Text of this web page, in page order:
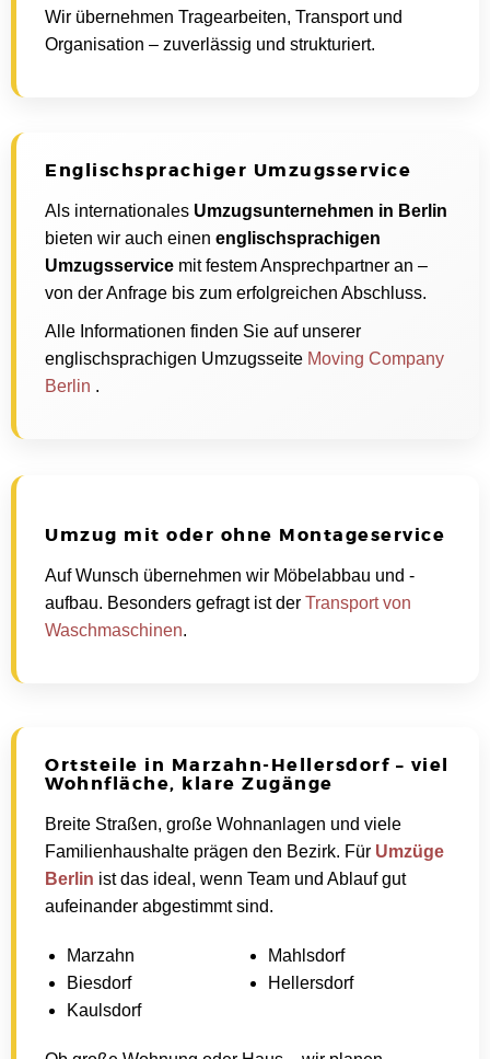
Wir übernehmen Tragearbeiten, Transport und
Organisation – zuverlässig und strukturiert.
Englischsprachiger Umzugsservice
Als internationales Umzugsunternehmen in Berlin
bieten wir auch einen englischsprachigen
Umzugsservice mit festem Ansprechpartner an –
von der Anfrage bis zum erfolgreichen Abschluss.
Alle Informationen finden Sie auf unserer
englischsprachigen Umzugsseite Moving Company
Berlin .
Umzug mit oder ohne Montageservice
Auf Wunsch übernehmen wir Möbelabbau und -
aufbau. Besonders gefragt ist der Transport von
Waschmaschinen.
Ortsteile in Marzahn-Hellersdorf – viel
Wohnfläche, klare Zugänge
Breite Straßen, große Wohnanlagen und viele
Familienhaushalte prägen den Bezirk. Für Umzüge
Berlin ist das ideal, wenn Team und Ablauf gut
aufeinander abgestimmt sind.
Marzahn
Biesdorf
Kaulsdorf
Mahlsdorf
Hellersdorf